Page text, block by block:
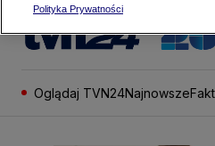
Oglądaj TVN24Najnowsze
Polityka Prywatności